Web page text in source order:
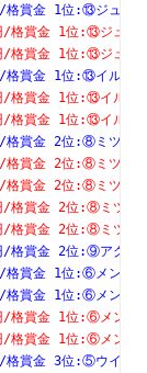
円/格賞金 1
円/格賞金 1
円/格賞金 1
5250円/格賞
15550円/格賞
円/格賞
円/格賞金 2
円/格賞金 2
円/格賞金 2
円/格賞金 2
円/格賞金 2
5070円/格
賞金 1位:⑥メンア
賞金 1位:⑥メンア
賞金 1位:⑥メンア
賞金 1位:⑥メンア
金 3位:⑤ウインマ